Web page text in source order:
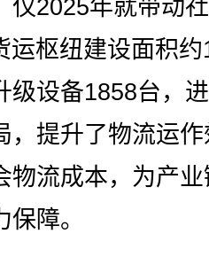
仅2025年就带动
运枢纽建设面积
级设备1858台，
，提升了物流运
物流成本，为产
障。